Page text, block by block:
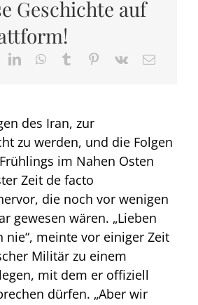
Geschichte auf
des Iran, zur
zu werden, und die Folgen
im Nahen Osten
Zeit de facto
die noch vor wenigen
gewesen wären. „Lieben
nie“, meinte vor einiger Zeit
Militär zu einem
mit dem er offiziell
dürfen. „Aber wir